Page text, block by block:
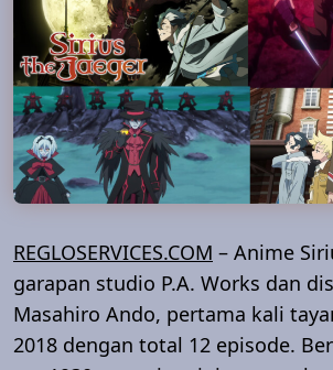
REGLOSERVICES.COM – Anime
garapan studio P.A. Works dan
Masahiro Ando, pertama kali
2018 dengan total 12 episode.